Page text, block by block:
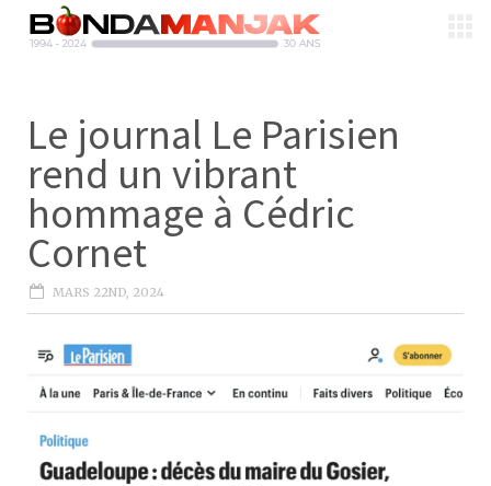
Le journal Le Parisien
rend un vibrant
hommage à Cédric
Cornet
MARS 22ND, 2024